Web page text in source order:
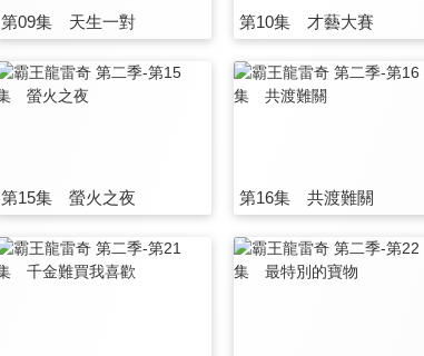
第09集 天生一對 第10集 才藝大賽
第15集 螢火之夜 第16集 共渡難關